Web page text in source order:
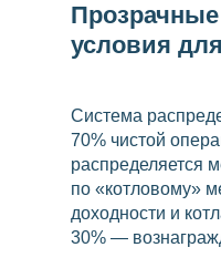
условия
Система
70% чистой
распределяется
по «котловому»
доходности и
30% —